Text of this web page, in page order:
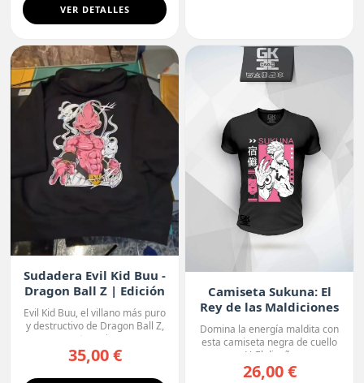
VER DETALLES
Sudadera Evil Kid Buu -
Dragon Ball Z | Edición
Oscura
Evil Kid Buu, el villano más puro
y destructivo de Dragon Ball Z,
protagoniza...
35,00 €
Camiseta Sukuna: El
Rey de las Maldiciones
Domina la energía maldita con
esta camiseta negra de cuello
en V. El diseño r...
26,00 €